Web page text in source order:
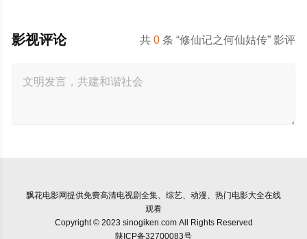
共0 条 “修仙记之何仙姑传” 影评
影视评论
飘花电影网提供免费高清电视剧全集、综艺、动漫、热门电影大全在线
观看
Copyright © 2023 sinogiken.com All Rights Reserved
陕ICP备32700083号